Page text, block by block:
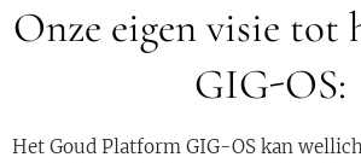
Onze eigen visie tot
GIG-OS:
Het Goud Platform GIG-OS kan